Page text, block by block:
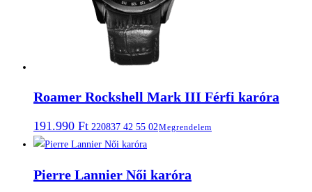
Roamer Rockshell Mark III Férfi karóra
191.990 Ft 220837 42 55 02Megrendelem
Pierre Lannier Női karóra